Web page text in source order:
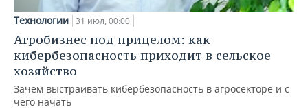
Технологии 31 июл, 00:00
Агробизнес под прицелом: как
кибербезопасность приходит в сельское
хозяйство
Зачем выстраивать кибербезопасность в агросекторе и с
чего начать